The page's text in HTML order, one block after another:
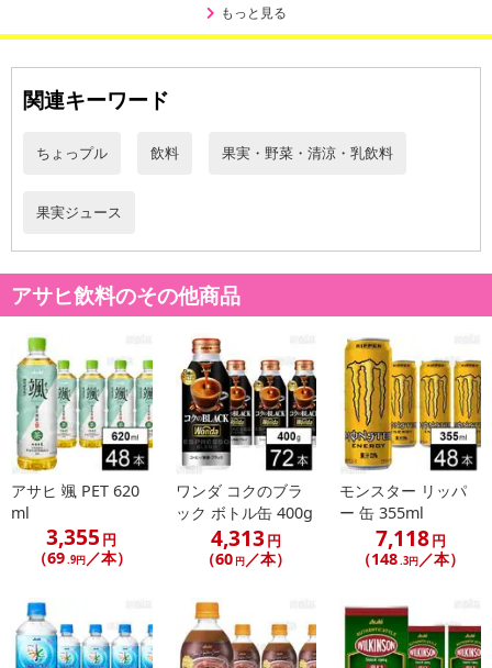
こちらの情報は2026年07月09日
もっと見る
関連キーワード
ちょっプル 飲料 果実・野菜・清涼・乳飲料
果実ジュース
アサヒ飲料のその他商品
アサヒ 颯 PET 620
ml
3,355 円
（69.9円／本）
ワンダ コクのブラ
ック ボトル缶 400g
4,313円
（60 円 ／本）
モンスター リッパ
ー 缶 355ml
7,118円
（148.3円 ／本）